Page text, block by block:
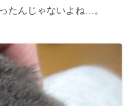
たんじゃないよね…。